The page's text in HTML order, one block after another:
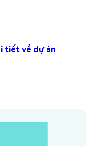
tiết về dự án